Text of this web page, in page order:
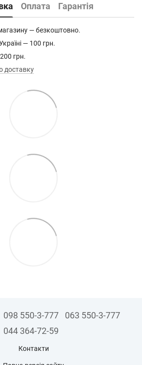
Оплата Гарантія
— безкоштовно.
— 100 грн.
грн.
доставку
098 550-3-777
063 550-3-777
044 364-72-59
Контакти